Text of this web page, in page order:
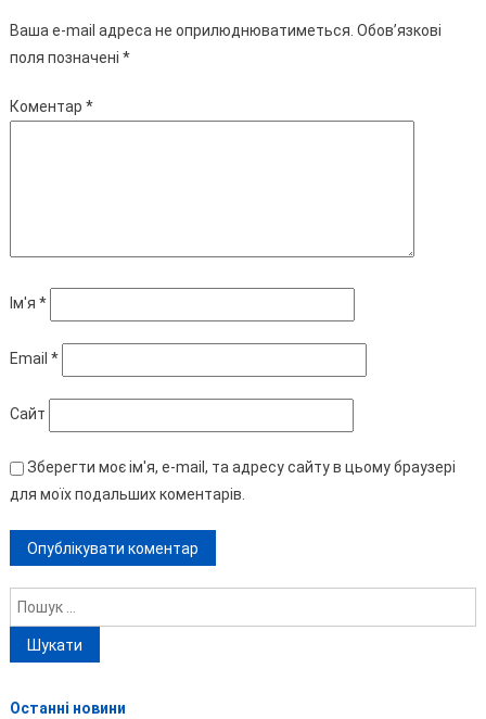
Ваша e-mail адреса не оприлюднюватиметься. Обов’язкові
поля позначені *
Коментар *
Ім'я *
Email *
Сайт
Зберегти моє ім'я, e-mail, та адресу сайту в цьому браузері
для моїх подальших коментарів.
Пошук:
Останні новини